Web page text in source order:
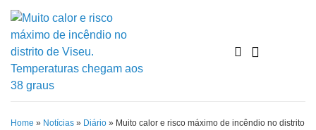
Home » Notícias » Diário » Muito calor e risco máximo de incêndio no distrito